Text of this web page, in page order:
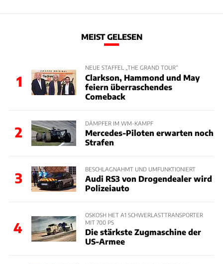
MEIST GELESEN
1
NEUE STAFFEL „THE GRAND TOUR“
Clarkson, Hammond und May
feiern überraschendes
Comeback
2
DÄMPFER IM WM-KAMPF
Mercedes-Piloten erwarten noch
Strafen
3
BESCHLAGNAHMT UND UMFUNKTIONIERT
Audi RS3 von Drogendealer wird
Polizeiauto
4
OSKOSH HET A1 SCHWERLASTTRANSPORTER
MIT 700 PS
Die stärkste Zugmaschine der
US-Armee